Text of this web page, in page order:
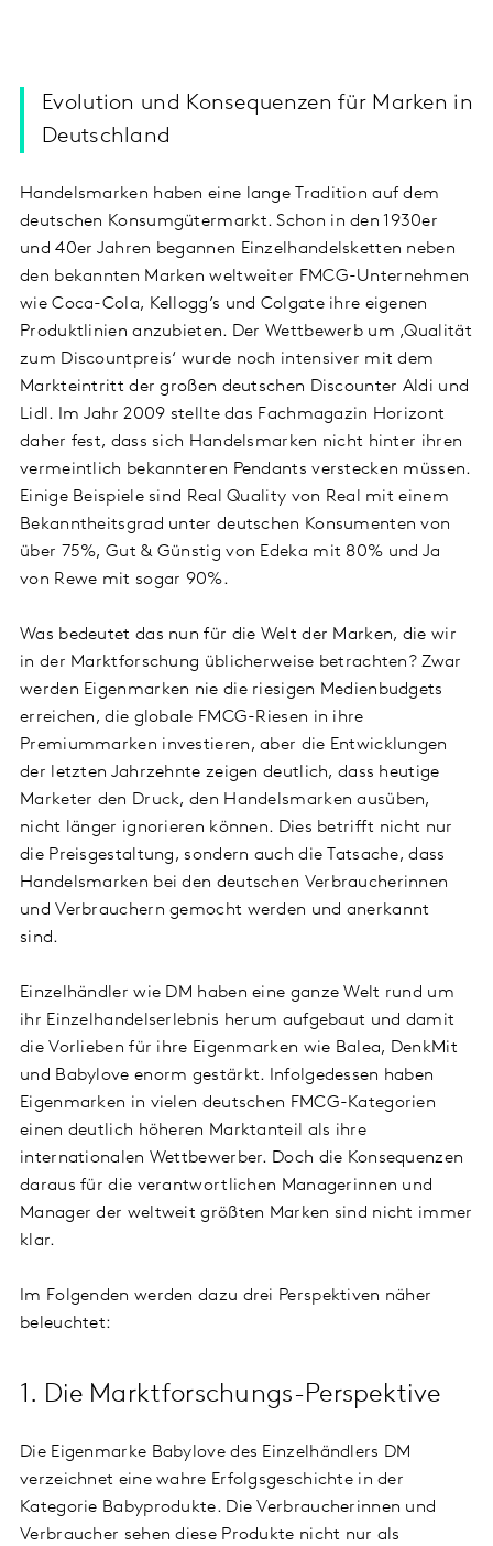
Evolution und Konsequenzen für Marken in
Deutschland
Handelsmarken haben eine lange Tradition auf dem
deutschen Konsumgütermarkt. Schon in den 1930er
und 40er Jahren begannen Einzelhandelsketten neben
den bekannten Marken weltweiter FMCG-Unternehmen
wie Coca-Cola, Kellogg’s und Colgate ihre eigenen
Produktlinien anzubieten. Der Wettbewerb um ‚Qualität
zum Discountpreis‘ wurde noch intensiver mit dem
Markteintritt der großen deutschen Discounter Aldi und
Lidl. Im Jahr 2009 stellte das Fachmagazin Horizont
daher fest, dass sich Handelsmarken nicht hinter ihren
vermeintlich bekannteren Pendants verstecken müssen.
Einige Beispiele sind Real Quality von Real mit einem
Bekanntheitsgrad unter deutschen Konsumenten von
über 75%, Gut & Günstig von Edeka mit 80% und Ja
von Rewe mit sogar 90%.
Was bedeutet das nun für die Welt der Marken, die wir
in der Marktforschung üblicherweise betrachten? Zwar
werden Eigenmarken nie die riesigen Medienbudgets
erreichen, die globale FMCG-Riesen in ihre
Premiummarken investieren, aber die Entwicklungen
der letzten Jahrzehnte zeigen deutlich, dass heutige
Marketer den Druck, den Handelsmarken ausüben,
nicht länger ignorieren können. Dies betrifft nicht nur
die Preisgestaltung, sondern auch die Tatsache, dass
Handelsmarken bei den deutschen Verbraucherinnen
und Verbrauchern gemocht werden und anerkannt
sind.
Einzelhändler wie DM haben eine ganze Welt rund um
ihr Einzelhandelserlebnis herum aufgebaut und damit
die Vorlieben für ihre Eigenmarken wie Balea, DenkMit
und Babylove enorm gestärkt. Infolgedessen haben
Eigenmarken in vielen deutschen FMCG-Kategorien
einen deutlich höheren Marktanteil als ihre
internationalen Wettbewerber. Doch die Konsequenzen
daraus für die verantwortlichen Managerinnen und
Manager der weltweit größten Marken sind nicht immer
klar.
Im Folgenden werden dazu drei Perspektiven näher
beleuchtet:
1. Die Marktforschungs-Perspektive
Die Eigenmarke Babylove des Einzelhändlers DM
verzeichnet eine wahre Erfolgsgeschichte in der
Kategorie Babyprodukte. Die Verbraucherinnen und
Verbraucher sehen diese Produkte nicht nur als